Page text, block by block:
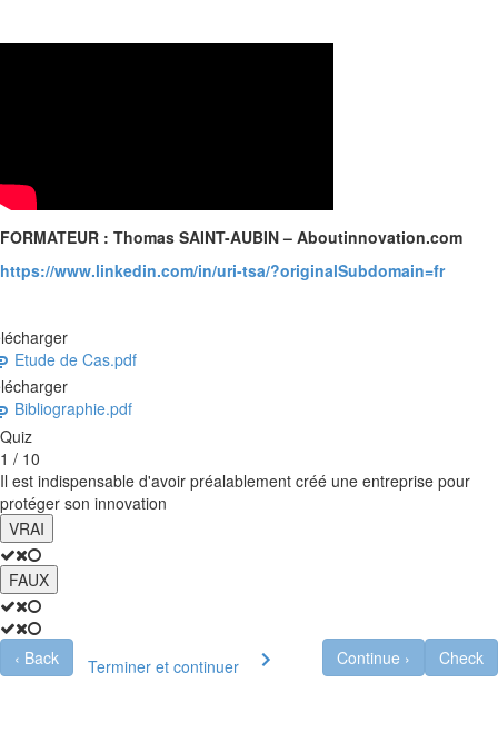
FORMATEUR : Thomas SAINT-AUBIN – Aboutinnovation.com
https://www.linkedin.com/in/uri-tsa/?originalSubdomain=fr
Etude de Cas.pdf
Bibliographie.pdf
Quiz
1 / 10
Il est indispensable d'avoir préalablement créé une entreprise pour
protéger son innovation
VRAI
FAUX
Check
Continue ›
‹ Back Terminer et continuer